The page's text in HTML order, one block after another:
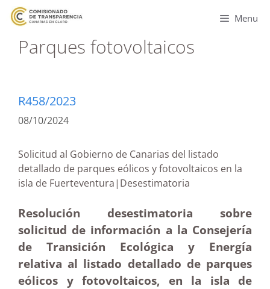
Menu
Parques fotovoltaicos
R458/2023
08/10/2024
Solicitud al Gobierno de Canarias del listado
detallado de parques eólicos y fotovoltaicos en la
isla de Fuerteventura|Desestimatoria
Resolución desestimatoria sobre
solicitud de información a la Consejería
de Transición Ecológica y Energía
relativa al listado detallado de parques
eólicos y fotovoltaicos, en la isla de